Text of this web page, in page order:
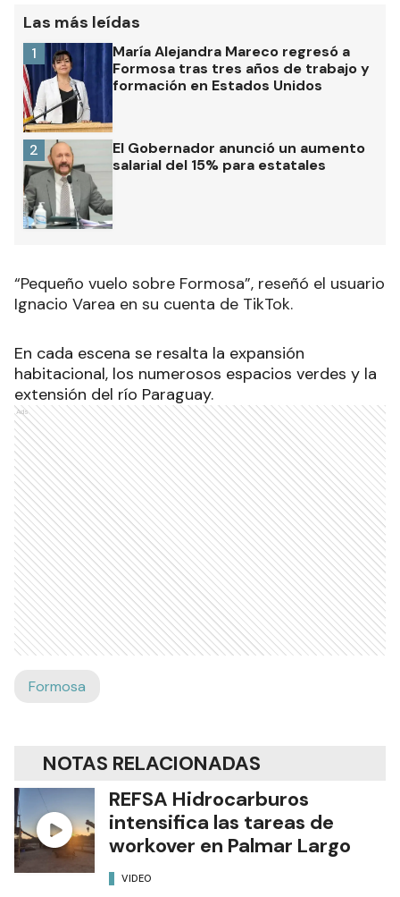
Las más leídas
María Alejandra Mareco regresó a
Formosa tras tres años de trabajo y
formación en Estados Unidos
1
El Gobernador anunció un aumento
salarial del 15% para estatales
2
“Pequeño vuelo sobre Formosa”, reseñó el usuario
Ignacio Varea en su cuenta de TikTok.
En cada escena se resalta la expansión
habitacional, los numerosos espacios verdes y la
extensión del río Paraguay.
Ads
Formosa
NOTAS RELACIONADAS
REFSA Hidrocarburos
intensifica las tareas de
workover en Palmar Largo
VIDEO